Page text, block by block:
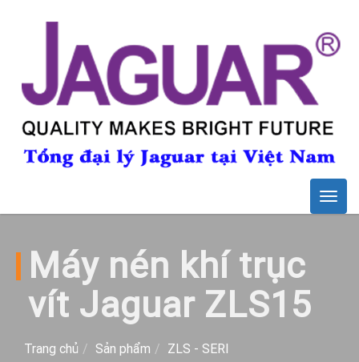
Máy nén khí trục
vít Jaguar ZLS15
Trang chủ Sản phẩm ZLS - SERI